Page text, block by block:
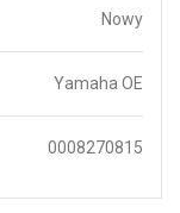
Nowy
Yamaha OE
0008270815